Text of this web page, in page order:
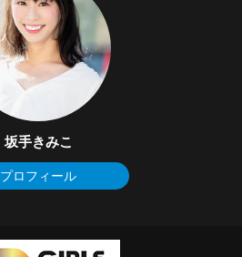
坂手きみこ
プロフィール